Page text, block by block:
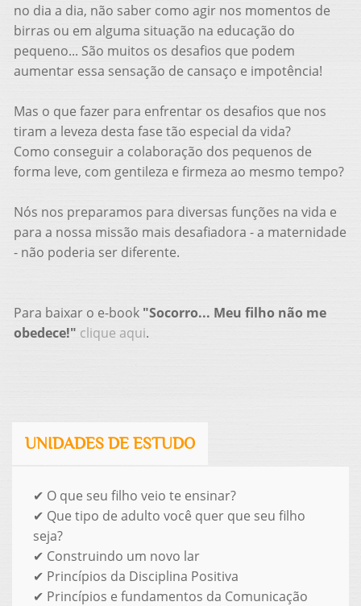
no dia a dia, não saber como agir nos momentos de
birras ou em alguma situação na educação do
pequeno... São muitos os desafios que podem
aumentar essa sensação de cansaço e impotência!
Mas o que fazer para enfrentar os desafios que nos
tiram a leveza desta fase tão especial da vida?
Como conseguir a colaboração dos pequenos de
forma leve, com gentileza e firmeza ao mesmo tempo?
Nós nos preparamos para diversas funções na vida e
para a nossa missão mais desafiadora - a maternidade
- não poderia ser diferente.
Para baixar o e-book"Socorro... Meu filho não me
obedece!" clique aqui.
UNIDADES DE ESTUDO
✔ O que seu filho veio te ensinar?
✔ Que tipo de adulto você quer que seu filho
seja?
✔ Construindo um novo lar
✔ Princípios da Disciplina Positiva
✔ Princípios e fundamentos da Comunicação